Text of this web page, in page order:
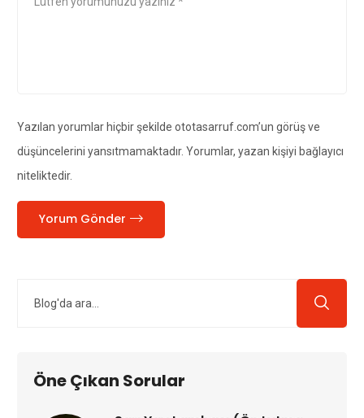
Yazılan yorumlar hiçbir şekilde ototasarruf.com’un görüş ve
düşüncelerini yansıtmamaktadır. Yorumlar, yazan kişiyi bağlayıcı
niteliktedir.
Yorum Gönder
Öne Çıkan Sorular